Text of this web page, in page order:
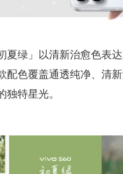
夏绿」以清新治愈色表
配色覆盖通透纯净、清
独特星光。